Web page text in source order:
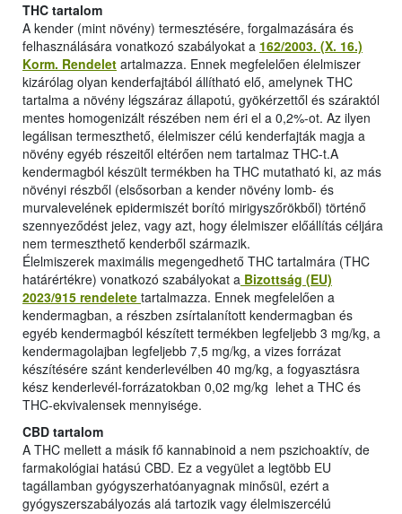
THC tartalom
A kender (mint növény) termesztésére, forgalmazására és
felhasználására vonatkozó szabályokat a 162/2003. (X. 16.)
Korm. Rendelet artalmazza. Ennek megfelelően élelmiszer
kizárólag olyan kenderfajtából állítható elő, amelynek THC
tartalma a növény légszáraz állapotú, gyökérzettől és száraktól
mentes homogenizált részében nem éri el a 0,2%-ot. Az ilyen
legálisan termeszthető, élelmiszer célú kenderfajták magja a
növény egyéb részeitől eltérően nem tartalmaz THC-t.A
kendermagból készült termékben ha THC mutatható ki, az más
növényi részből (elsősorban a kender növény lomb- és
murvalevelének epidermiszét borító mirigyszőrökből) történő
szennyeződést jelez, vagy azt, hogy élelmiszer előállítás céljára
nem termeszthető kenderből származik.
Élelmiszerek maximális megengedhető THC tartalmára (THC
határértékre) vonatkozó szabályokat a Bizottság (EU)
2023/915 rendelete tartalmazza. Ennek megfelelően a
kendermagban, a részben zsírtalanított kendermagban és
egyéb kendermagból készített termékben legfeljebb 3 mg/kg, a
kendermagolajban legfeljebb 7,5 mg/kg, a vizes forrázat
készítésére szánt kenderlevélben 40 mg/kg, a fogyasztásra
kész kenderlevél-forrázatokban 0,02 mg/kg lehet a THC és
THC-ekvivalensek mennyisége.
CBD tartalom
A THC mellett a másik fő kannabinoid a nem pszichoaktív, de
farmakológiai hatású CBD. Ez a vegyület a legtöbb EU
tagállamban gyógyszerhatóanyagnak minősül, ezért a
gyógyszerszabályozás alá tartozik vagy élelmiszercélú